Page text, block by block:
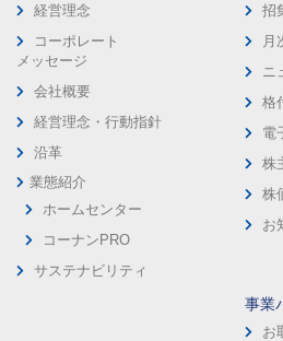
経営理念
コーポレート
メッセージ
会社概要
経営理念・行動指針
沿革
業態紹介
ホームセンター
コーナンPRO
サステナビリティ
招
月
ニ
格
電
株
株
お
事業
お